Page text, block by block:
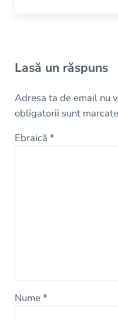
Lasă un răspuns
Adresa ta de email nu
obligatorii sunt
Ebraică *
Nume*